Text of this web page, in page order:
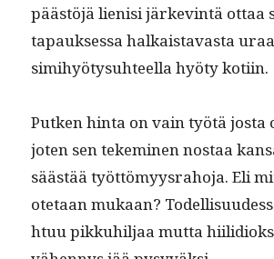
päästöjä lienisi järkev­in­tä ottaa
tapauk­ses­sa halka­istavas­ta
sim­i­hyö­ty­suh­teel­la hyö­ty kotiin.
Putken hin­ta on vain työtä jos­ta
joten sen tekem­i­nen nos­taa
säästää työt­tömyys­ra­ho­ja. Eli
ote­taan mukaan?
htuu pikkuhil­jaa mut­ta